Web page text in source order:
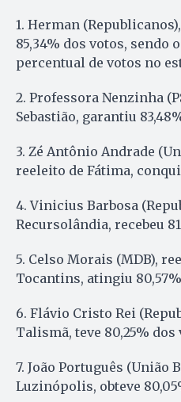
1. Herman
85,34% dos votos, sendo
percentual de votos no
2. Professora Nenzinha
Sebastião, garantiu
3. Zé Antônio Andrade
reeleito de Fátima,
4. Vinicius Barbosa
Recursolândia, recebeu
5. Celso Morais (MDB),
Tocantins, atingiu
6. Flávio Cristo Rei
Talismã, teve 80,25% dos
7. João Português (União
Luzinópolis, obteve